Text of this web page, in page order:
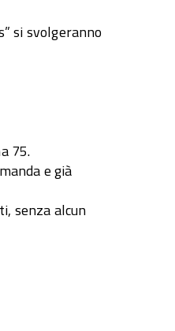
si svolgeranno
75.
e già
senza alcun